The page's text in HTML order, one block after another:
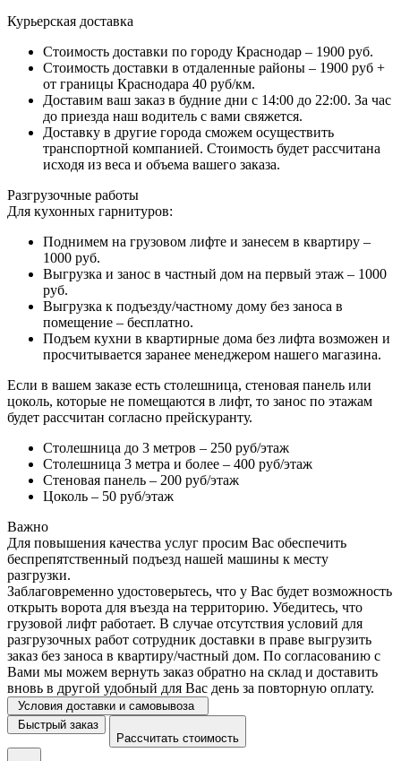
Курьерская доставка
Стоимость доставки по городу Краснодар – 1900 руб.
Стоимость доставки в отдаленные районы – 1900 руб +
от границы Краснодара 40 руб/км.
Доставим ваш заказ в будние дни с 14:00 до 22:00. За час
до приезда наш водитель с вами свяжется.
Доставку в другие города сможем осуществить
транспортной компанией. Стоимость будет рассчитана
исходя из веса и объема вашего заказа.
Разгрузочные работы
Для кухонных гарнитуров:
Поднимем на грузовом лифте и занесем в квартиру –
1000 руб.
Выгрузка и занос в частный дом на первый этаж – 1000
руб.
Выгрузка к подъезду/частному дому без заноса в
помещение – бесплатно.
Подъем кухни в квартирные дома без лифта возможен и
просчитывается заранее менеджером нашего магазина.
Если в вашем заказе есть столешница, стеновая панель или
цоколь, которые не помещаются в лифт, то занос по этажам
будет рассчитан согласно прейскуранту.
Столешница до 3 метров – 250 руб/этаж
Столешница 3 метра и более – 400 руб/этаж
Стеновая панель – 200 руб/этаж
Цоколь – 50 руб/этаж
Важно
Для повышения качества услуг просим Вас обеспечить
беспрепятственный подъезд нашей машины к месту
разгрузки.
Заблаговременно удостоверьтесь, что у Вас будет возможность
открыть ворота для въезда на территорию. Убедитесь, что
грузовой лифт работает. В случае отсутствия условий для
разгрузочных работ сотрудник доставки в праве выгрузить
заказ без заноса в квартиру/частный дом. По согласованию с
Вами мы можем вернуть заказ обратно на склад и доставить
вновь в другой удобный для Вас день за повторную оплату.
Условия доставки и самовывоза
Быстрый заказ
Рассчитать стоимость